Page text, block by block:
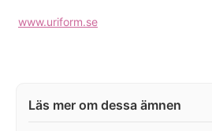
www.uriform.se